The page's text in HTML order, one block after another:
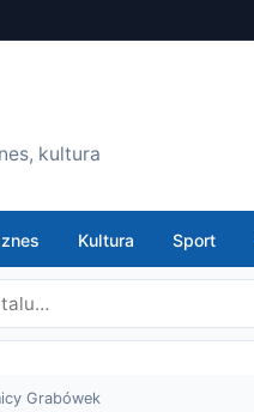
kultura
Kultura Sport
Grabówek